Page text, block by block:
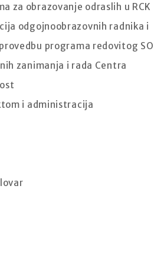
za obrazovanje odraslih u RCK
odgojnoobrazovnih radnika i
programa redovitog SO
zanimanja i rada Centra
i administracija